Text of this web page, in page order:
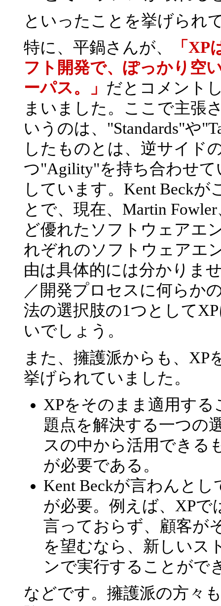
といったことを挙げられ
特に、平鍋さんが、
「
フト開発で、ぽっかり空
ーパス。」 だとコメント
まいました。ここで主張
いうのは、"Standards"や
したものとは、逆サイド
つ"Agility"を持ち合わせ
しています。Kent Beck
とで、現在、Martin
ど優れたソフトウェアエ
れぞれのソフトウェアエ
由は具体的には分かりま
／開発プロセスに何らか
法の選択肢の1つとして
いでしょう。
また、擁護派からも、XP
挙げられていました。
XPをそのまま適用す
題点を解決する一つの
スの中から活用できる
が必要である。
Kent Beckが言わんと
が必要。例えば、XP
言っておらず、顧客が
を望むなら、新しいス
ンで実行することがで
などです。擁護派の方々